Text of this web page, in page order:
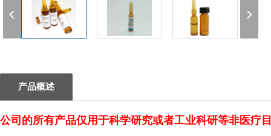
产品概述
公司的所有产品仅用于科学研究或者工业科研等非医疗